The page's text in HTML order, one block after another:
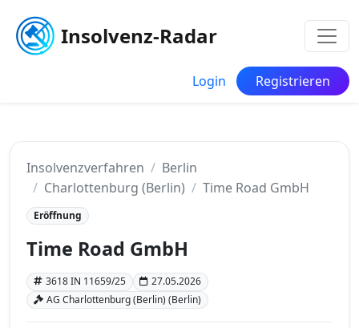
Insolvenz-Radar
Login Registrieren
Insolvenzverfahren
Berlin
Charlottenburg (Berlin)
Time Road GmbH
Eröffnung
Time Road GmbH
3618 IN 11659/25
27.05.2026
AG Charlottenburg (Berlin) (Berlin)